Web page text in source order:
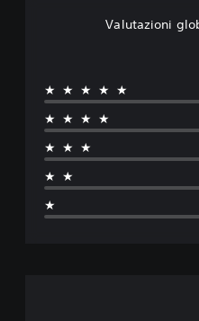
Valutazioni
★★★★★
★★★★
★★★
★★
★